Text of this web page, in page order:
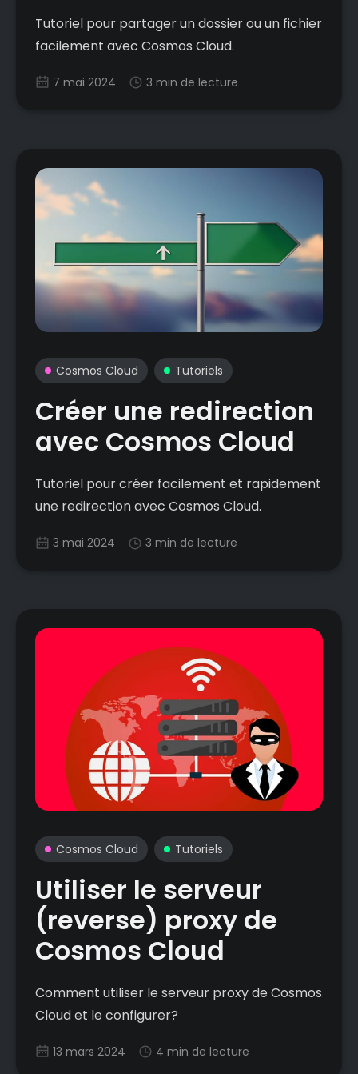
Tutoriel pour partager un dossier ou un fichier
facilement avec Cosmos Cloud.
7 mai 2024 3 min de lecture
Cosmos Cloud Tutoriels
Créer une redirection
avec Cosmos Cloud
Tutoriel pour créer facilement et rapidement
une redirection avec Cosmos Cloud.
3 mai 2024 3 min de lecture
Cosmos Cloud Tutoriels
Utiliser le serveur
(reverse) proxy de
Cosmos Cloud
Comment utiliser le serveur proxy de Cosmos
Cloud et le configurer?
13 mars 2024 4 min de lecture